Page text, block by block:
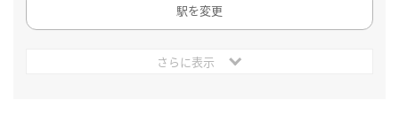
駅を変更
さらに表示